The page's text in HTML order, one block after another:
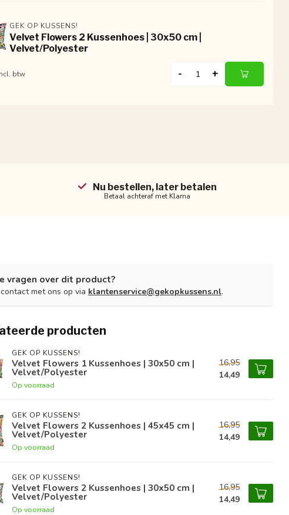
GEK OP KUSSENS!
Velvet Flowers 2 Kussenhoes | 30x50 cm |
Velvet/Polyester
btw - +
Nu bestellen, later betalen
Betaal achteraf met Klarna
vragen over dit product?
met ons op via klantenservice@gekopkussens.nl.
producten
GEK OP KUSSENS!
Velvet Flowers 1 Kussenhoes | 30x50 cm |
Velvet/Polyester
Op voorraad
16,95
14,49
GEK OP KUSSENS!
Velvet Flowers 2 Kussenhoes | 45x45 cm |
Velvet/Polyester
Op voorraad
16,95
14,49
GEK OP KUSSENS!
Velvet Flowers 2 Kussenhoes | 30x50 cm |
Velvet/Polyester
Op voorraad
16,95
14,49